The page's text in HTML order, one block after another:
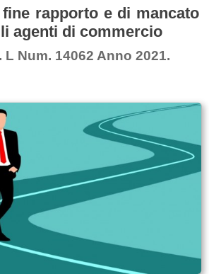
rapporto e di mancato
agenti di commercio
L Num. 14062 Anno 2021.